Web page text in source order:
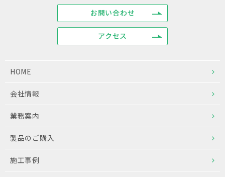
お問い合わせ
アクセス
HOME
会社情報
業務案内
製品のご購入
施工事例